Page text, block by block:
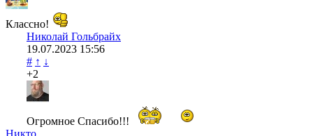
Классно!
Николай Гольбрайх
19.07.2023 15:56
# ↑ ↓
+2
Огромное Спасибо!!!